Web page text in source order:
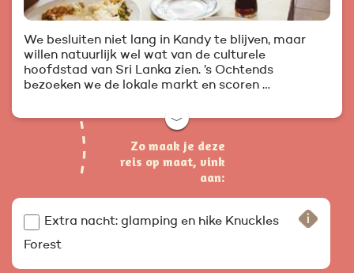
We besluiten niet lang in Kandy te blijven, maar
willen natuurlijk wel wat van de culturele
hoofdstad van Sri Lanka zien. ’s Ochtends
bezoeken we de lokale markt en scoren …
﹀
Zo maak je deze
reis op maat, vink
aan:
Extra nacht: glamping en hike Knuckles
Forest